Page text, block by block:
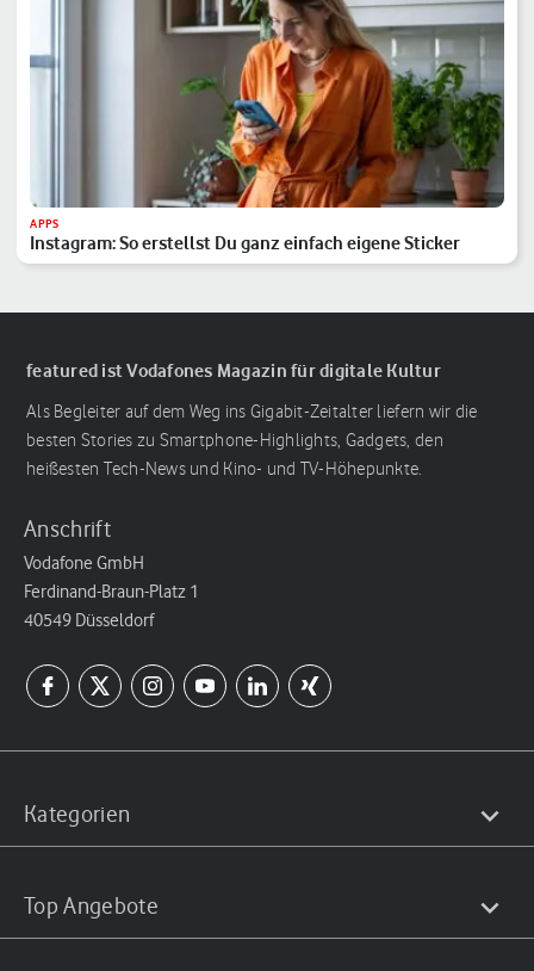
APPS
Instagram: So erstellst Du ganz einfach eigene Sticker
featured ist Vodafones Magazin für digitale Kultur
Als Begleiter auf dem Weg ins Gigabit-Zeitalter liefern wir die
besten Stories zu Smartphone-Highlights, Gadgets, den
heißesten Tech-News und Kino- und TV-Höhepunkte.
Anschrift
Vodafone GmbH
Ferdinand-Braun-Platz 1
40549 Düsseldorf
Kategorien
Top Angebote